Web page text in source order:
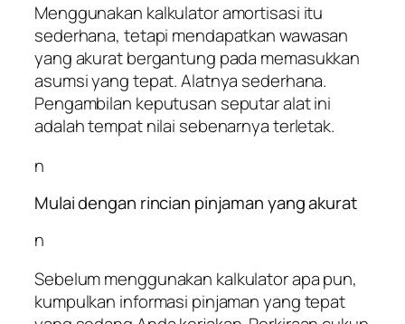
Menggunakan kalkulator amortisasi itu
sederhana, tetapi mendapatkan wawasan
yang akurat bergantung pada memasukkan
asumsi yang tepat. Alatnya sederhana.
Pengambilan keputusan seputar alat ini
adalah tempat nilai sebenarnya terletak.
n
Mulai dengan rincian pinjaman yang akurat
n
Sebelum menggunakan kalkulator apa pun,
kumpulkan informasi pinjaman yang tepat